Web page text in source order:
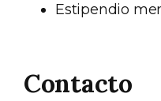
Estipendio
Contacto